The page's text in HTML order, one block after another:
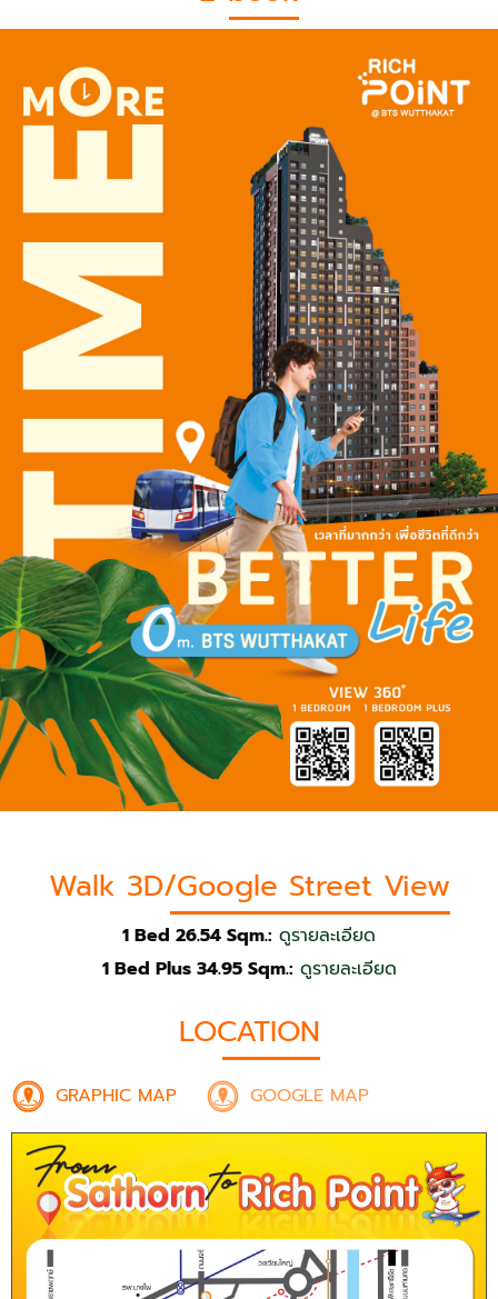
Walk 3D/Google Street View
1 Bed 26.54 Sqm.: ดูรายละเอียด
1 Bed Plus 34.95 Sqm.: ดูรายละเอียด
LOCATION
GRAPHIC MAP GOOGLE MAP